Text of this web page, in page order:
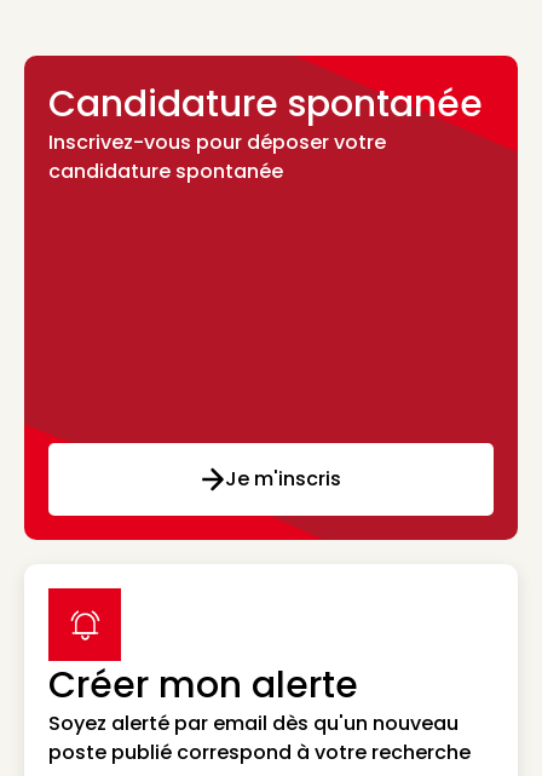
Candidature spontanée
Inscrivez-vous pour déposer votre
candidature spontanée
Je m'inscris
Créer mon alerte
Soyez alerté par email dès qu'un nouveau
poste publié correspond à votre recherche
label icon